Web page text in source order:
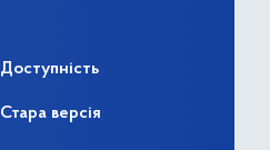
Доступність
Стара версія